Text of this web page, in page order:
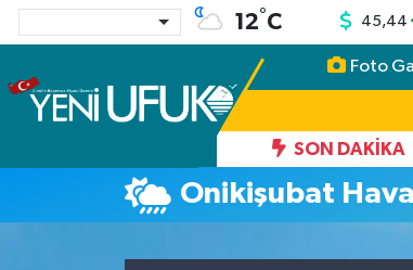
12°C 45,44
Foto
SON DAKIKA
Onikişubat
Nöbetçi Eczaneler
Namaz Vakitleri